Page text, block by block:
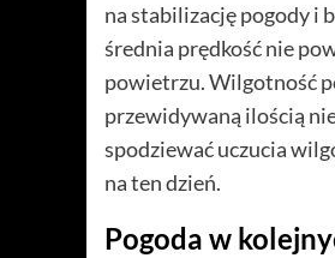
na stabilizację pogody i
średnia prędkość nie
powietrzu. Wilgotność
przewidywaną ilością
spodziewać uczucia
na ten dzień.
Pogoda w